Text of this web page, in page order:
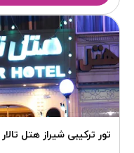
تور ترکیبی شیراز هتل تالار